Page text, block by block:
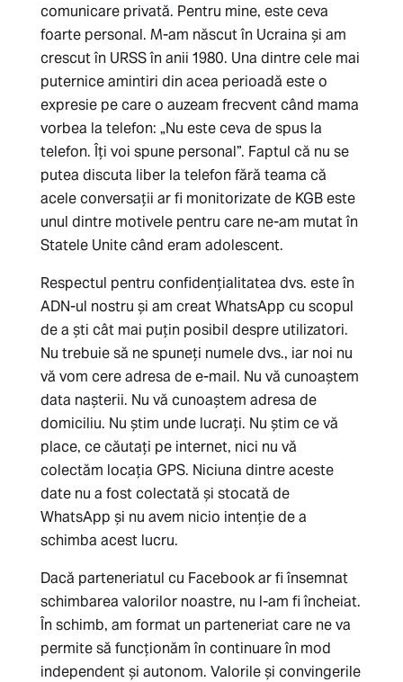
comunicare privată. Pentru mine, este ceva
foarte personal. M-am născut în Ucraina și am
crescut în URSS în anii 1980. Una dintre cele mai
puternice amintiri din acea perioadă este o
expresie pe care o auzeam frecvent când mama
vorbea la telefon: „Nu este ceva de spus la
telefon. Îți voi spune personal”. Faptul că nu se
putea discuta liber la telefon fără teama că
acele conversații ar fi monitorizate de KGB este
unul dintre motivele pentru care ne-am mutat în
Statele Unite când eram adolescent.
Respectul pentru confidențialitatea dvs. este în
ADN-ul nostru și am creat WhatsApp cu scopul
de a ști cât mai puțin posibil despre utilizatori.
Nu trebuie să ne spuneți numele dvs., iar noi nu
vă vom cere adresa de e-mail. Nu vă cunoaștem
data nașterii. Nu vă cunoaștem adresa de
domiciliu. Nu știm unde lucrați. Nu știm ce vă
place, ce căutați pe internet, nici nu vă
colectăm locația GPS. Niciuna dintre aceste
date nu a fost colectată și stocată de
WhatsApp și nu avem nicio intenție de a
schimba acest lucru.
Dacă parteneriatul cu Facebook ar fi însemnat
schimbarea valorilor noastre, nu l-am fi încheiat.
În schimb, am format un parteneriat care ne va
permite să funcționăm în continuare în mod
independent și autonom. Valorile și convingerile